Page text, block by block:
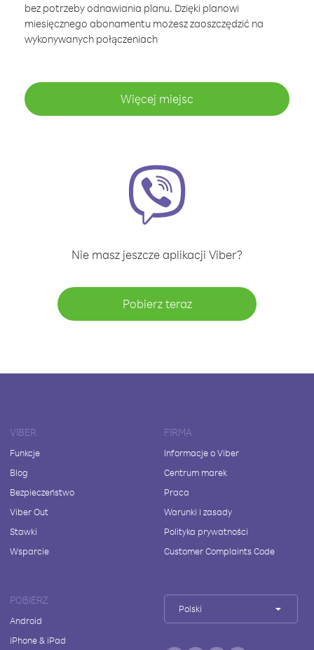
bez potrzeby odnawiania planu. Dzięki planowi
miesięcznego abonamentu możesz zaoszczędzić na
wykonywanych połączeniach
Więcej miejsc
Nie masz jeszcze aplikacji Viber?
Pobierz teraz
VIBER
Funkcje
Blog
Bezpieczeństwo
Viber Out
Stawki
Wsparcie
FIRMA
Informacje o Viber
Centrum marek
Praca
Warunki i zasady
Polityka prywatności
Customer Complaints Code
POBIERZ
Android
iPhone & iPad
Polski